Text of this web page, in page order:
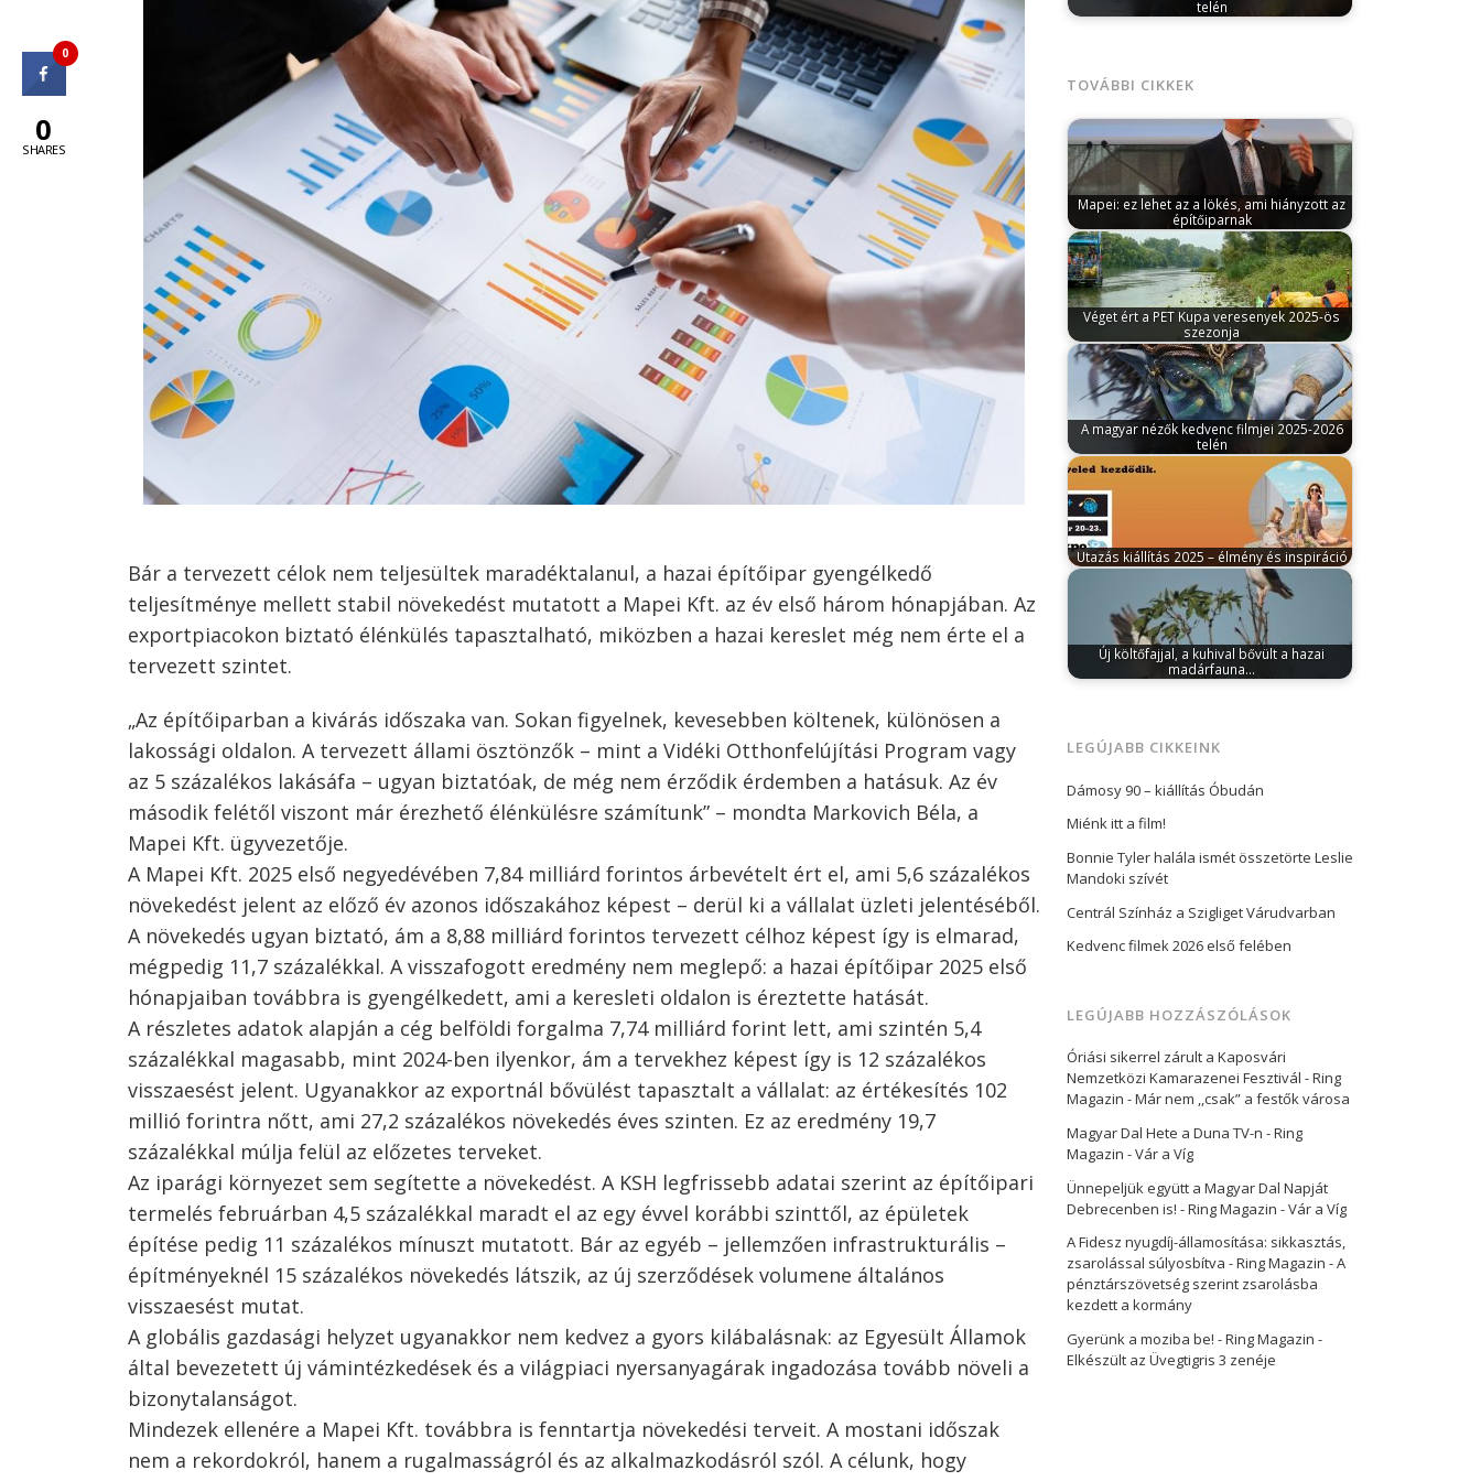
Bár a tervezett célok nem teljesültek maradéktalanul, a hazai építőipar gyengélkedő
teljesítménye mellett stabil növekedést mutatott a Mapei Kft. az év első három hónapjában. Az
exportpiacokon biztató élénkülés tapasztalható, miközben a hazai kereslet még nem érte el a
tervezett szintet.
„Az építőiparban a kivárás időszaka van. Sokan figyelnek, kevesebben költenek, különösen a
lakossági oldalon. A tervezett állami ösztönzők – mint a Vidéki Otthonfelújítási Program vagy
az 5 százalékos lakásáfa – ugyan biztatóak, de még nem érződik érdemben a hatásuk. Az év
második felétől viszont már érezhető élénkülésre számítunk” – mondta Markovich Béla, a
Mapei Kft. ügyvezetője.
A Mapei Kft. 2025 első negyedévében 7,84 milliárd forintos árbevételt ért el, ami 5,6 százalékos
növekedést jelent az előző év azonos időszakához képest – derül ki a vállalat üzleti jelentéséből.
A növekedés ugyan biztató, ám a 8,88 milliárd forintos tervezett célhoz képest így is elmarad,
mégpedig 11,7 százalékkal. A visszafogott eredmény nem meglepő: a hazai építőipar 2025 első
hónapjaiban továbbra is gyengélkedett, ami a keresleti oldalon is éreztette hatását.
A részletes adatok alapján a cég belföldi forgalma 7,74 milliárd forint lett, ami szintén 5,4
százalékkal magasabb, mint 2024-ben ilyenkor, ám a tervekhez képest így is 12 százalékos
visszaesést jelent. Ugyanakkor az exportnál bővülést tapasztalt a vállalat: az értékesítés 102
millió forintra nőtt, ami 27,2 százalékos növekedés éves szinten. Ez az eredmény 19,7
százalékkal múlja felül az előzetes terveket.
Az iparági környezet sem segítette a növekedést. A KSH legfrissebb adatai szerint az építőipari
termelés februárban 4,5 százalékkal maradt el az egy évvel korábbi szinttől, az épületek
építése pedig 11 százalékos mínuszt mutatott. Bár az egyéb – jellemzően infrastrukturális –
építményeknél 15 százalékos növekedés látszik, az új szerződések volumene általános
visszaesést mutat.
A globális gazdasági helyzet ugyanakkor nem kedvez a gyors kilábalásnak: az Egyesült Államok
által bevezetett új vámintézkedések és a világpiaci nyersanyagárak ingadozása tovább növeli a
bizonytalanságot.
Mindezek ellenére a Mapei Kft. továbbra is fenntartja növekedési terveit. A mostani időszak
nem a rekordokról, hanem a rugalmasságról és az alkalmazkodásról szól. A célunk, hogy
telén
TOVÁBBI CIKKEK
Mapei: ez lehet az a lökés, ami hiányzott az
építőiparnak
április 5, 2024Markovich Béla, a Mapei Kft.
ügyvezetője szerint ez lehet az…
Véget ért a PET Kupa veresenyek 2025-ös
szezonja
szeptember 19, 2025A VI. Bodrogi PET
Kupával lezárult a PET Kupa versenyek…
A magyar nézők kedvenc filmjei 2025-2026
telén
március 9, 2026
A Magyar Filmadatbázis
adatai alapján több mint 1,6 milliárd
forint…
Utazás kiállítás 2025 – élmény és inspiráció
február 18, 2025
Február 20-23. között
várja a szakembereket és az utazókat a…
Új költőfajjal, a kuhival bővült a hazai
madárfauna…
LEGÚJABB CIKKEINK
Dámosy 90 – kiállítás Óbudán
Miénk itt a film!
Bonnie Tyler halála ismét összetörte Leslie
Mandoki szívét
Centrál Színház a Szigliget Várudvarban
Kedvenc filmek 2026 első felében
LEGÚJABB HOZZÁSZÓLÁSOK
Óriási sikerrel zárult a Kaposvári
Nemzetközi Kamarazenei Fesztivál - Ring
Magazin -Már nem ,,csak” a festők városa
Magyar Dal Hete a Duna TV-n - Ring
Magazin -Vár a Víg
Ünnepeljük együtt a Magyar Dal Napját
Debrecenben is! - Ring Magazin -Vár a Víg
A Fidesz nyugdíj-államosítása: sikkasztás,
zsarolással súlyosbítva - Ring Magazin -A
pénztárszövetség szerint zsarolásba
kezdett a kormány
Gyerünk a moziba be! - Ring Magazin -
Elkészült az Üvegtigris 3 zenéje
0
0
SHARES